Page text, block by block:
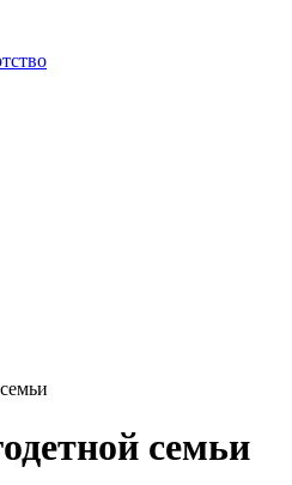
семьи